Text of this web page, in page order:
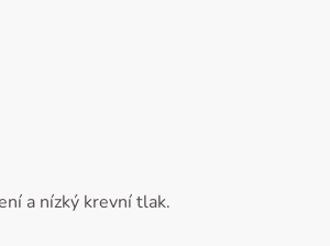
a nízký krevní tlak.